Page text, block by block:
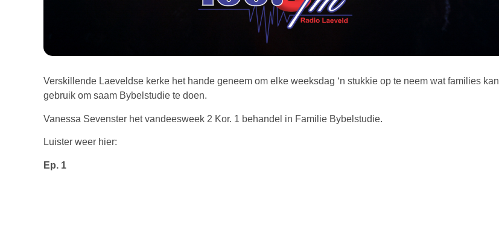
Verskillende Laeveldse kerke het hande geneem om elke weeksdag ‘n stukkie op te neem wat families kan
gebruik om saam Bybelstudie te doen.
Vanessa Sevenster het vandeesweek 2 Kor. 1 behandel in Familie Bybelstudie.
Luister weer hier:
Ep. 1